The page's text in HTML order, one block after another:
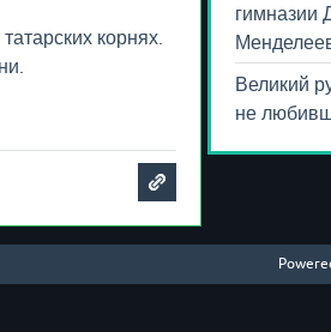
корнях.
гимназии
Великий
не